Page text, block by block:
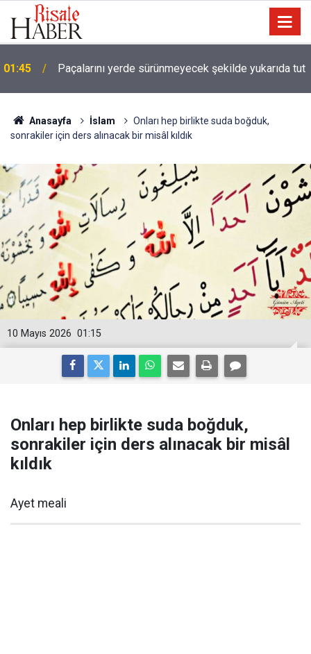
01:45 Paçalarını yerde sürünmeyecek şekilde yukarıda tut
Anasayfa İslam
Onları hep birlikte suda boğduk,
sonrakiler için ders alınacak bir misâl kıldık
01:15
10 Mayıs 2026
Onları hep birlikte suda boğduk,
sonrakiler için ders alınacak bir misâl
kıldık
Ayet meali